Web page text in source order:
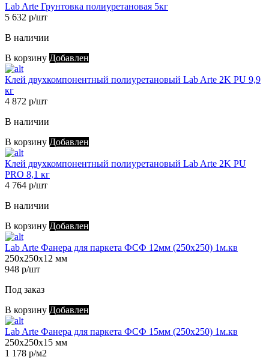
Lab Arte Грунтовка полиуретановая 5кг
5 632 р/шт
В наличии
В корзину Добавлен
Клей двухкомпонентный полиуретановый Lab Arte 2K PU 9,9
кг
4 872 р/шт
В наличии
В корзину Добавлен
Клей двухкомпонентный полиуретановый Lab Arte 2K PU
PRO 8,1 кг
4 764 р/шт
В наличии
В корзину Добавлен
Lab Arte Фанера для паркета ФСФ 12мм (250х250) 1м.кв
250х250х12 мм
948 р/шт
Под заказ
В корзину Добавлен
Lab Arte Фанера для паркета ФСФ 15мм (250х250) 1м.кв
250х250х15 мм
1 178 р/м2